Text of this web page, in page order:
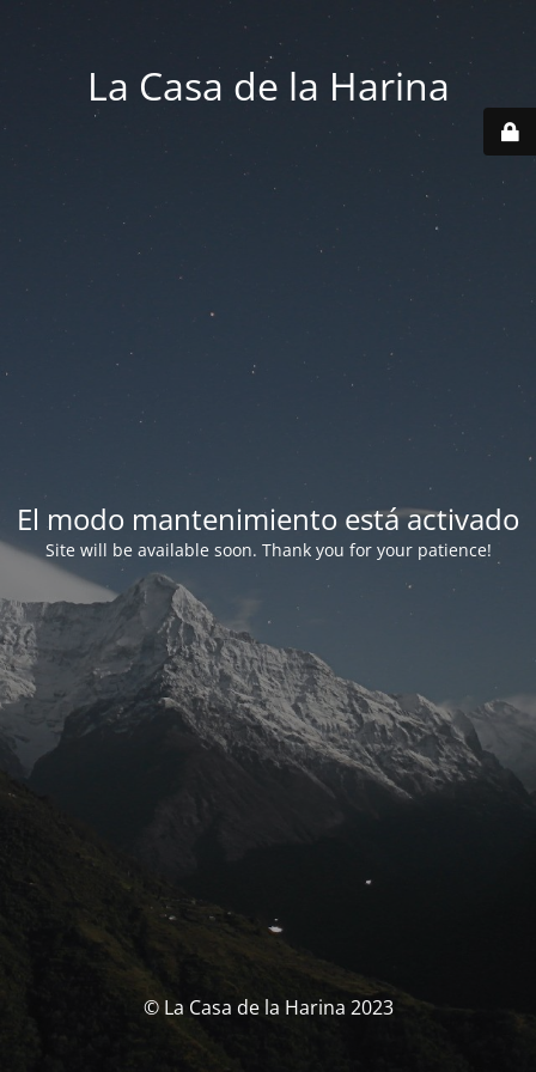
La Casa de la Harina
El modo mantenimiento está activado
Site will be available soon. Thank you for your patience!
© La Casa de la Harina 2023